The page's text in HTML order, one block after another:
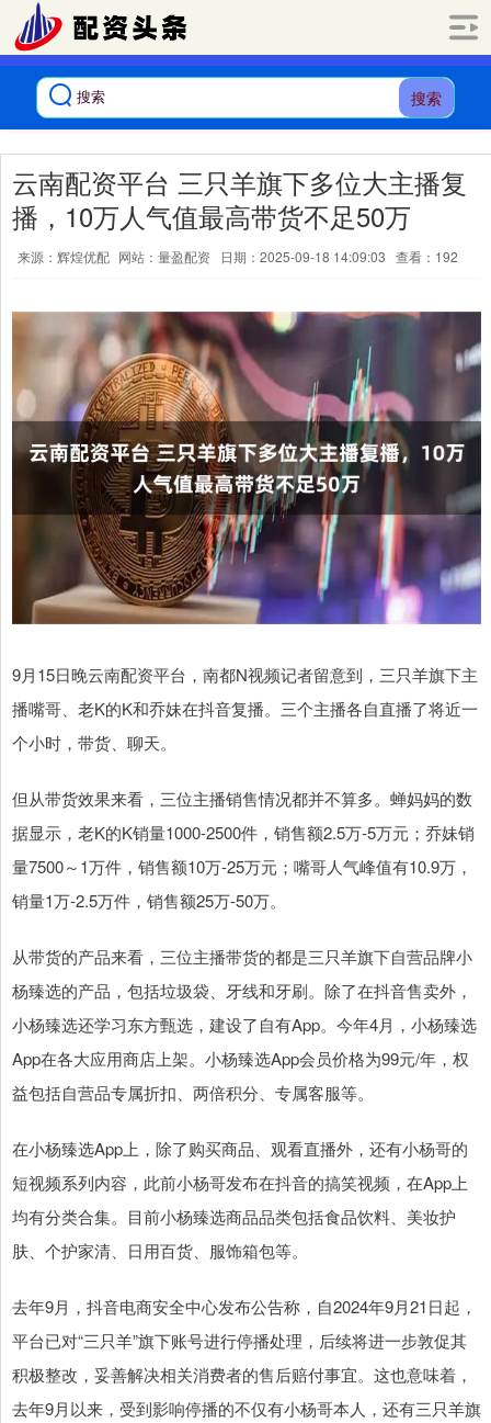
搜索
云南配资平台 三只羊旗下多位大主播复
播，10万人气值最高带货不足50万
来源：辉煌优配 网站：量盈配资 日期：2025-09-18 14:09:03 查看：192
9月15日晚云南配资平台，南都N视频记者留意到，三只羊旗下主
播嘴哥、老K的K和乔妹在抖音复播。三个主播各自直播了将近一
个小时，带货、聊天。
但从带货效果来看，三位主播销售情况都并不算多。蝉妈妈的数
据显示，老K的K销量1000-2500件，销售额2.5万-5万元；乔妹销
量7500～1万件，销售额10万-25万元；嘴哥人气峰值有10.9万，
销量1万-2.5万件，销售额25万-50万。
从带货的产品来看，三位主播带货的都是三只羊旗下自营品牌小
杨臻选的产品，包括垃圾袋、牙线和牙刷。除了在抖音售卖外，
小杨臻选还学习东方甄选，建设了自有App。今年4月，小杨臻选
App在各大应用商店上架。小杨臻选App会员价格为99元/年，权
益包括自营品专属折扣、两倍积分、专属客服等。
在小杨臻选App上，除了购买商品、观看直播外，还有小杨哥的
短视频系列内容，此前小杨哥发布在抖音的搞笑视频，在App上
均有分类合集。目前小杨臻选商品品类包括食品饮料、美妆护
肤、个护家清、日用百货、服饰箱包等。
去年9月，抖音电商安全中心发布公告称，自2024年9月21日起，
平台已对“三只羊”旗下账号进行停播处理，后续将进一步敦促其
积极整改，妥善解决相关消费者的售后赔付事宜。这也意味着，
去年9月以来，受到影响停播的不仅有小杨哥本人，还有三只羊旗